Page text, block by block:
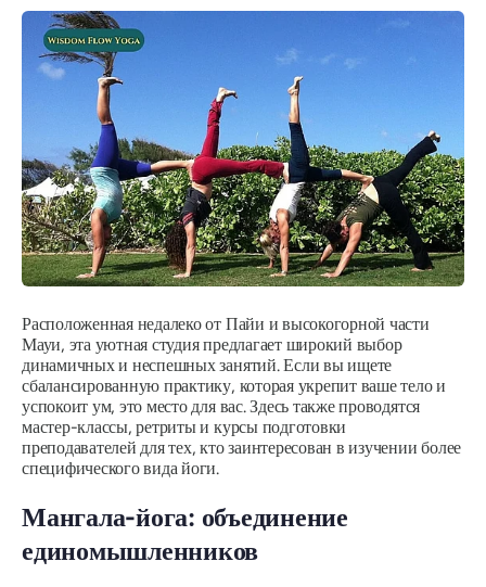
Расположенная недалеко от Пайи и высокогорной части
Мауи, эта уютная студия предлагает широкий выбор
динамичных и неспешных занятий. Если вы ищете
сбалансированную практику, которая укрепит ваше тело и
успокоит ум, это место для вас. Здесь также проводятся
мастер-классы, ретриты и курсы подготовки
преподавателей для тех, кто заинтересован в изучении более
специфического вида йоги.
Мангала-йога: объединение
единомышленников